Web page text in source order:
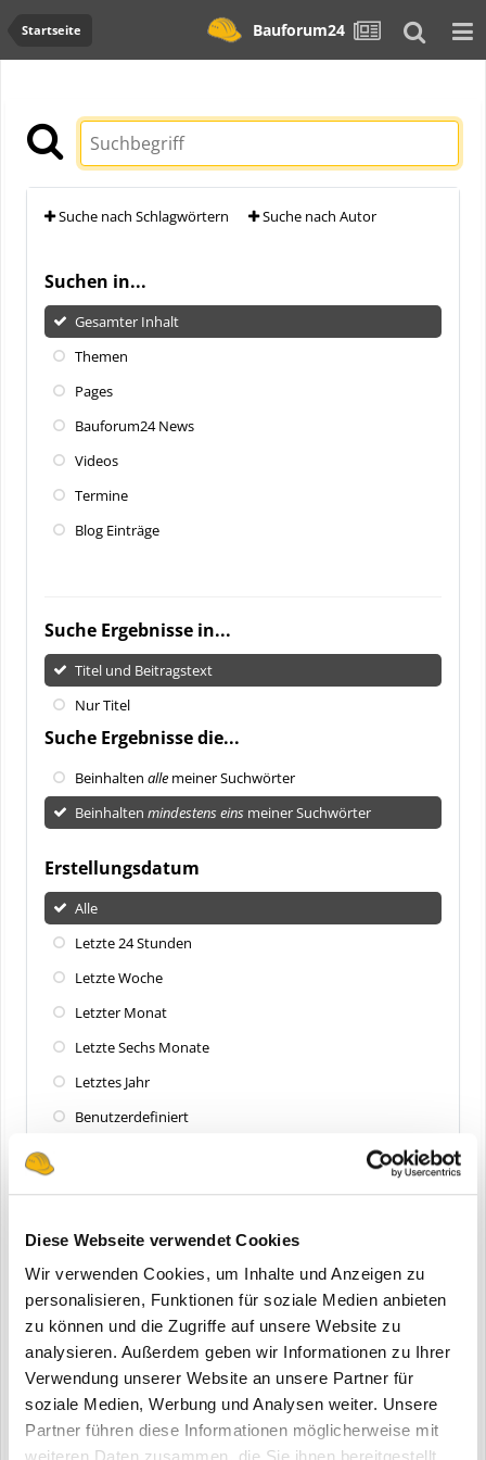
Diese Webseite verwendet Cookies
Wir verwenden Cookies, um Inhalte und Anzeigen zu
personalisieren, Funktionen für soziale Medien anbieten
zu können und die Zugriffe auf unsere Website zu
analysieren. Außerdem geben wir Informationen zu Ihrer
Verwendung unserer Website an unsere Partner für
soziale Medien, Werbung und Analysen weiter. Unsere
Partner führen diese Informationen möglicherweise mit
Startseite Bauforum24
Suche nach Schlagwörtern Suche nach Autor
Suchen in...
Gesamter Inhalt
Themen
Pages
Bauforum24 News
Videos
Termine
Blog Einträge
Suche Ergebnisse in...
Titel und Beitragstext
Nur Titel
Suche Ergebnisse die...
Beinhalten alle meiner Suchwörter
Beinhalten mindestens eins meiner Suchwörter
Erstellungsdatum
Alle
Letzte 24 Stunden
Letzte Woche
Letzter Monat
Letzte Sechs Monate
Letztes Jahr
Benutzerdefiniert
Zuletzt aktualisiert
Letzte 24 Stunden
Letzte Woche
Letzter Monat
Letzte Sechs Monate
Letztes Jahr
Benutzerdefiniert